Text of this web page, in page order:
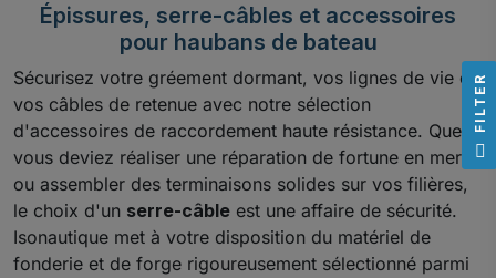
Épissures, serre-câbles et accessoires
pour haubans de bateau
Sécurisez votre gréement dormant, vos lignes de vie et
vos câbles de retenue avec notre sélection
d'accessoires de raccordement haute résistance. Que
vous deviez réaliser une réparation de fortune en mer
ou assembler des terminaisons solides sur vos filières,
le choix d'un serre-câble est une affaire de sécurité.
Isonautique met à votre disposition du matériel de
fonderie et de forge rigoureusement sélectionné parmi
R